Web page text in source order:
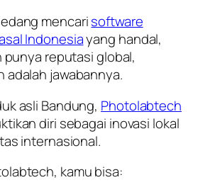
mencarisoftware
Indonesiayang handal,
reputasi global,
adalah jawabannya.
asli Bandung, Photolabtech
diri sebagai inovasi lokal
internasional.
kamu bisa: